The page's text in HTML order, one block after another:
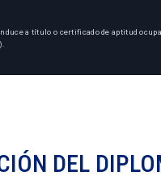
a título o certificado de aptitud
DEL